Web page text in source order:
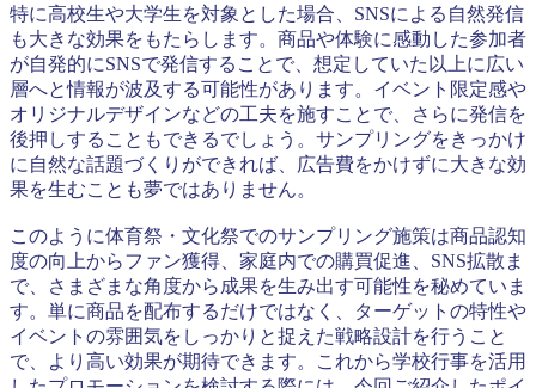
特に高校生や大学生を対象とした場合、SNSによる自然発信
も大きな効果をもたらします。商品や体験に感動した参加者
が自発的にSNSで発信することで、想定していた以上に広い
層へと情報が波及する可能性があります。イベント限定感や
オリジナルデザインなどの工夫を施すことで、さらに発信を
後押しすることもできるでしょう。サンプリングをきっかけ
に自然な話題づくりができれば、広告費をかけずに大きな効
果を生むことも夢ではありません。
このように体育祭・文化祭でのサンプリング施策は商品認知
度の向上からファン獲得、家庭内での購買促進、SNS拡散ま
で、さまざまな角度から成果を生み出す可能性を秘めていま
す。単に商品を配布するだけではなく、ターゲットの特性や
イベントの雰囲気をしっかりと捉えた戦略設計を行うこと
で、より高い効果が期待できます。これから学校行事を活用